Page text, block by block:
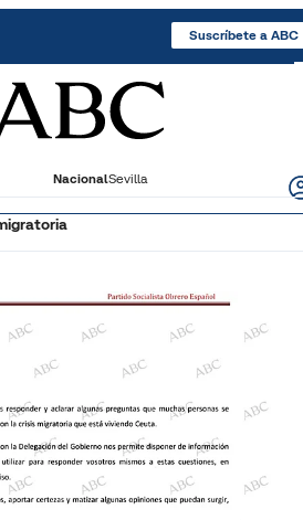
Suscríbete a ABC
NacionalSevilla